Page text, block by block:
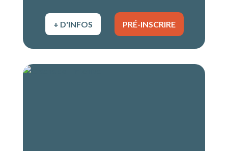
+ D'INFOS PRÉ-INSCRIRE